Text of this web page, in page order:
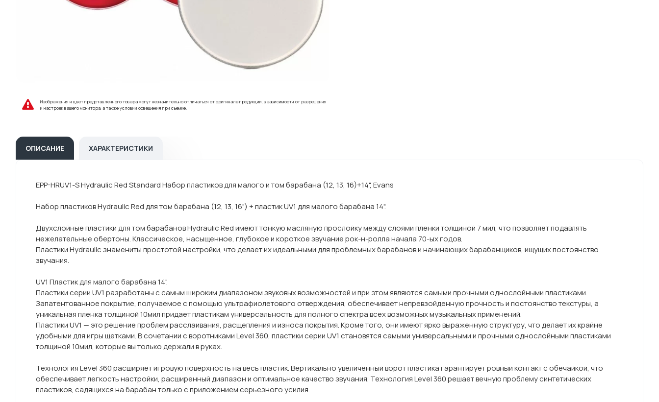
Изображения и цвет представленного товара могут незначительно отличаться от оригинала продукции, в зависимости от разрешения
и настроек вашего монитора, а также условий освещения при съемке.
ОПИСАНИЕ ХАРАКТЕРИСТИКИ
EPP-HRUV1-S Hydraulic Red Standard Набор пластиков для малого и том барабана (12, 13, 16)+14", Evans
Набор пластиков Hydraulic Red для том барабана (12, 13, 16") + пластик UV1 для малого барабана 14".
Двухслойные пластики для том барабанов Hydraulic Red имеют тонкую масляную прослойку между слоями пленки толщиной 7 мил, что позволяет подавлять
нежелательные обертоны. Классическое, насыщенное, глубокое и короткое звучание рок-н-ролла начала 70-ых годов.
Пластики Hydraulic знамениты простотой настройки, что делает их идеальными для проблемных барабанов и начинающих барабанщиков, ищущих постоянство
звучания.
UV1 Пластик для малого барабана 14".
Пластики серии UV1 разработаны с самым широким диапазоном звуковых возможностей и при этом являются самыми прочными однослойными пластиками.
Запатентованное покрытие, получаемое с помощью ультрафиолетового отверждения, обеспечивает непревзойденную прочность и постоянство текстуры, а
уникальная пленка толщиной 10мил придает пластикам универсальность для полного спектра всех возможных музыкальных применений.
Пластики UV1 — это решение проблем расслаивания, расщепления и износа покрытия. Кроме того, они имеют ярко выраженную структуру, что делает их крайне
удобными для игры щетками. В сочетании с воротниками Level 360, пластики серии UV1 становятся самыми универсальными и прочными однослойными пластиками
толщиной 10мил, которые вы только держали в руках.
Технология Level 360 расширяет игровую поверхность на весь пластик. Вертикально увеличенный ворот пластика гарантирует ровный контакт с обечайкой, что
обеспечивает легкость настройки, расширенный диапазон и оптимальное качество звучания. Технология Level 360 решает вечную проблему синтетических
пластиков, садящихся на барабан только с приложением серьезного усилия.